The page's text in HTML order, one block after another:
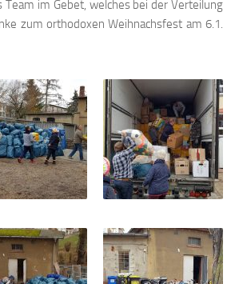
Team im Gebet, welches bei der Verteilung
zum orthodoxen Weihnachsfest am 6.1.